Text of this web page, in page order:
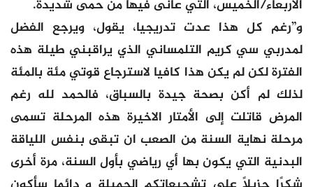
الأربعاء/الخميس، التي عانى فيها من حمى شديدة.
و”رغم كل هذا عدت تدريجيا، يقول، ويرجع الفضل
لمدربي سي كريم التلمساني الذي يراقبني طيلة هذه
الفترة لكن لم يكن هذا كافيا لاسترجاع قوتي مئة بالمئة
لذلك لم أكن بصحة جيدة بالسباق، فالحمد لله رغم
المرض قاتلت إلى الأمتار الاخيرة هذه المرحلة تسمى
مرحلة نهاية السنة من الصعب ان تبقى بنفس اللياقة
البدنية التي يكون بها أي رياضي بأول السنة، مرة أخرى